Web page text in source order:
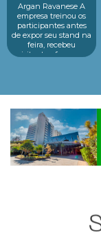
Argan Ravanese A
empresa treinou os
participantes antes
de expor seu stand na
feira, recebeu
visitantes, fez o seu